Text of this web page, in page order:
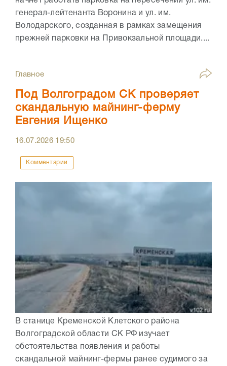
генерал-лейтенанта Воронина и ул. им.
Володарского, созданная в рамках замещения
прежней парковки на Привокзальной площади....
Главное
Под Волгоградом СК проверяет
скандальную майнинг-ферму
Евгения Ищенко
16.07.2026 19:50
Комментарии
В станице Кременской Клетского района
Волгоградской области СК РФ изучает
обстоятельства появления и работы
скандальной майнинг-фермы ранее судимого за